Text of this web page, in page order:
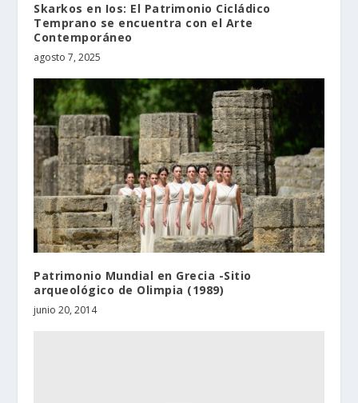
Skarkos en Ios: El Patrimonio Cicládico
Temprano se encuentra con el Arte
Contemporáneo
agosto 7, 2025
Patrimonio Mundial en Grecia -Sitio
arqueológico de Olimpia (1989)
junio 20, 2014